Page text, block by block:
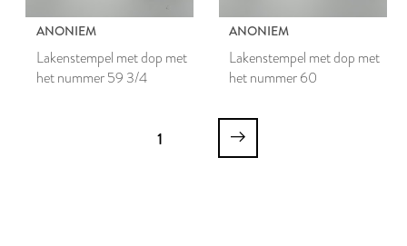
ANONIEM
Lakenstempel met dop met
het nummer 59 3/4
ANONIEM
Lakenstempel met dop met
het nummer 60
1